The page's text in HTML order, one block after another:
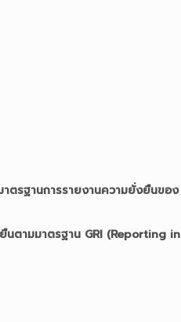
รฐานการรายงานความยั่งยืนของ
นตามมาตรฐาน GRI (Reporting in